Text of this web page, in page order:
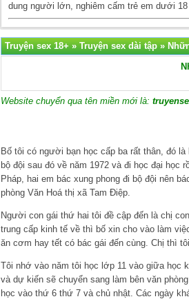
dung người lớn, nghiêm cấm trẻ em dưới
Truyện sex 18+ »Truyện sex dài tập »
Website chuyển qua tên miền mới là:
Bố tôi có người bạn học cấp ba rất thân, đó
bộ đội sau đó về năm 1972 và đi học đại học
Pháp, hai em bác xung phong đi bộ đội nên
phòng Văn Hoá thị xã Tam Điệp.
Người con gái thứ hai tôi đề cập đến là chị
trung cấp kinh tế về thì bố xin cho vào làm
ăn cơm hay tết có bác gái đến cùng. Chị thì
Tôi nhớ vào năm tôi học lớp 11 vào giữa học
và dự kiến sẽ chuyển sang làm bên văn
học vào thứ 6 thứ 7 và chủ nhật. Các ngày